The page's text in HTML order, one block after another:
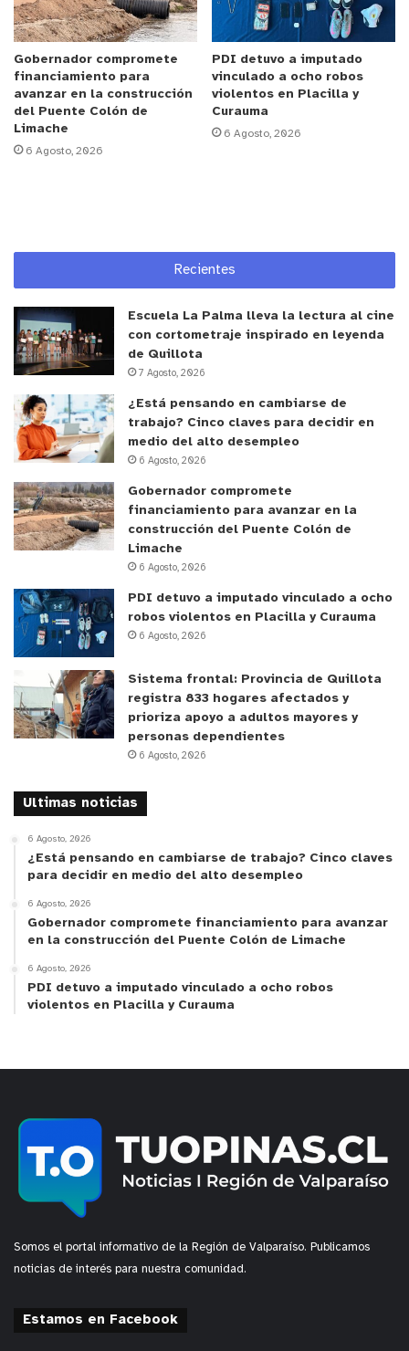
Gobernador compromete
financiamiento para
avanzar en la construcción
del Puente Colón de
Limache
6 Agosto, 2026
PDI detuvo a imputado
vinculado a ocho robos
violentos en Placilla y
Curauma
6 Agosto, 2026
Recientes
Escuela La Palma lleva la lectura al cine
con cortometraje inspirado en leyenda
de Quillota
7 Agosto, 2026
¿Está pensando en cambiarse de
trabajo? Cinco claves para decidir en
medio del alto desempleo
6 Agosto, 2026
Gobernador compromete
financiamiento para avanzar en la
construcción del Puente Colón de
Limache
6 Agosto, 2026
PDI detuvo a imputado vinculado a ocho
robos violentos en Placilla y Curauma
6 Agosto, 2026
Sistema frontal: Provincia de Quillota
registra 833 hogares afectados y
prioriza apoyo a adultos mayores y
personas dependientes
6 Agosto, 2026
Ultimas noticias
6 Agosto, 2026
¿Está pensando en cambiarse de trabajo? Cinco claves
para decidir en medio del alto desempleo
6 Agosto, 2026
Gobernador compromete financiamiento para avanzar
en la construcción del Puente Colón de Limache
6 Agosto, 2026
PDI detuvo a imputado vinculado a ocho robos
violentos en Placilla y Curauma
Somos el portal informativo de la Región de Valparaíso. Publicamos
noticias de interés para nuestra comunidad.
Estamos en Facebook